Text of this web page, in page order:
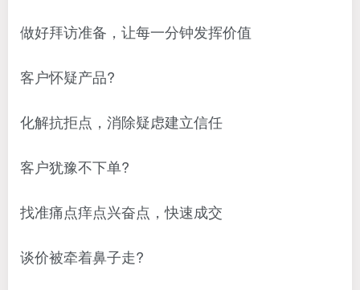
做好拜访准备，让每一分钟发挥价值
客户怀疑产品?
化解抗拒点，消除疑虑建立信任
客户犹豫不下单?
找准痛点痒点兴奋点，快速成交
谈价被牵着鼻子走?